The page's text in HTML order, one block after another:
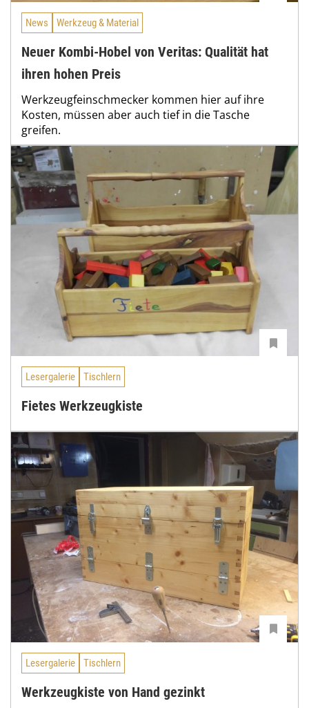
News Werkzeug & Material
Neuer Kombi-Hobel von Veritas: Qualität hat
ihren hohen Preis
Werkzeugfeinschmecker kommen hier auf ihre
Kosten, müssen aber auch tief in die Tasche
greifen.
Lesergalerie Tischlern
Fietes Werkzeugkiste
Lesergalerie Tischlern
Werkzeugkiste von Hand gezinkt